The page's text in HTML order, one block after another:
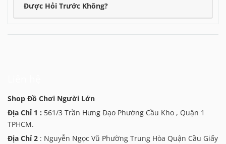
Được Hỏi Trước Không?
Shop Đồ Chơi Người Lớn
Địa Chỉ 1 : 561/3 Trần Hưng Đạo Phường Cầu Kho , Quận 1
TPHCM.
Địa Chỉ 2 : Nguyễn Ngọc Vũ Phường Trung Hòa Quận Cầu Giấy